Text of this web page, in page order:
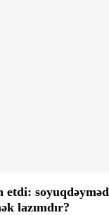
etdi:
lazımdır?